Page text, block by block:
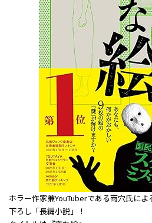
ホラー作家兼YouTuberである雨穴氏に
下ろし「長編小説」！